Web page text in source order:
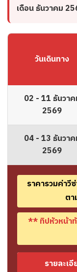
เดือน ธันวาคม
วันเดินทาง
02 - 11 ธันวา
2569
04 - 13 ธันวา
2569
ราคารวมค่าวี
ต
** ทิปหัวหน้า
รายละเ